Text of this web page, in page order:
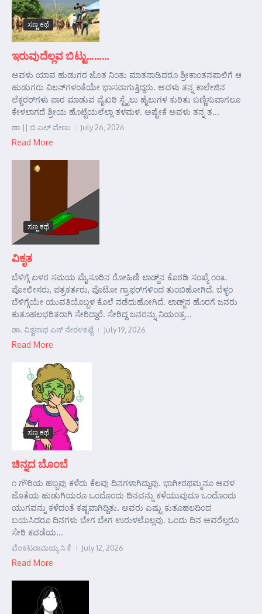
ಸಣ್ಣ ಕಥೆ
ಇರುವುದೆಲ್ಲವ ಬಿಟ್ಟು………
ಅವಳು ಯಾವ ಹುಡುಗರ ಜೊತ ನಿಂತು ಮಾತನಾಡಿದರೂ ಶ್ರೀಕಾಂತನಪಾಲಿಗೆ ಆ
ಹುಡುಗರು ವಿಲನ್‌ಗಳಂತೆಯೇ ಭಾಸವಾಗುತ್ತಿದ್ದರು. ಅವಳು ತನ್ನ ಕಾಲೇಜಿನ
ಲೆಕ್ಚರರ್‌ಗಳು ಪಾಠ ಮಾಡುವ ವೈಖರಿ ಸ್ಟೈಲು ಹೈಲುಗಳ ಕುರಿತು ಬಣ್ಣಿಸುವಾಗಲೂ
ಕೇಳಲಾಗದೆ ಶ್ರೀಯ ಹೊಟ್ಟೆಯಲೆಲ್ಲಾ ತಳಮಳ. ಅಷ್ಟೇಕೆ ಅವಳು ತನ್ನ ತ...
ಡಾ || ಬಿ ಎಲ್ ವೇಣು July 26, 2026
Read More
ಸಣ್ಣ ಕಥೆ
ವಿಕೃತ
ಬೆಳಿಗ್ಗೆ ಏಳರ ಸಮಯ ಮೈಸೂರಿನ ರೋಹಿಣಿ ಲಾಡ್ಜ್‌ನ ಕೊಠಡಿ ಸಂಖ್ಯೆ ೧೦೩.
ಪೋಲೀಸರು, ಪತ್ರಕರ್ತರು, ಫೊಟೋ ಗ್ರಾಫರ್‌ಗಳಿಂದ ತುಂಬಿಹೋಗಿದೆ. ಬೆಳ್ಳಂ
ಬೆಳಿಗ್ಗೆಯೇ ಯುವತಿಯೊಬ್ಬಳ ಕೊಲೆ ನಡೆದುಹೋಗಿದೆ. ಲಾಡ್ಜ್‌ನ ಹೊರಗೆ ಜನರು
ಕುತೂಹಲಭರಿತರಾಗಿ ಸೇರಿದ್ದಾರೆ. ಸೇರಿದ್ದ ಜನರನ್ನು ನಿಯಂತ್ರ...
ಡಾ. ವಿಶ್ವನಾಥ ಎನ್ ನೇರಳಕಟ್ಟೆ July 19, 2026
Read More
ಸಣ್ಣ ಕಥೆ
ಚಿನ್ನದ ಬೊಂಬೆ
೧ ಗೌರಿಯ ಹಬ್ಬವು ಕಳೆದು ಕೆಲವು ದಿನಗಳಾಗಿದ್ದುವು. ಭಾಗೀರಥಮ್ಮನೂ ಅವಳ
ಜೊತೆಯ ಹುಡುಗಿಯರೂ ಒಂದೊಂದು ದಿನವನ್ನು ಕಳೆಯುವುದೂ ಒಂದೊಂದು
ಯುಗವನ್ನು ಕಳೆದಂತೆ ಕಷ್ಟವಾಗಿದ್ದಿತು. ಅವರು ಎಷ್ಟು ಕುತೂಹಲದಿಂದ
ಬಯಸಿದರೂ ದಿನಗಳು ಬೇಗ ಬೇಗ ಉರುಳಲೊಲ್ಲವು. ಒಂದು ದಿನ ಅವರೆಲ್ಲರೂ
ಸೇರಿ ಕವಡೆಯ...
ವೆಂಕಟರಾಮಯ್ಯ ಸಿ ಕೆ July 12, 2026
Read More